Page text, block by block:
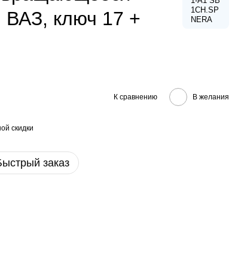
ВАЗ, ключ 17 +
1CH.SP
NERA
К сравнению В желания
скидки
заказ